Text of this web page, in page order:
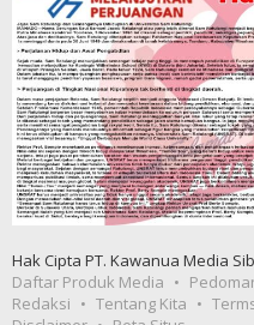
Hak Cipta PT. Kawanua Media
Daftar Produk Media
Redaksi
Tentang Kita